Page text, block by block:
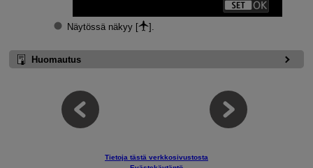
Näytössä näkyy [ ].
Huomautus
Tietoja tästä verkkosivustosta